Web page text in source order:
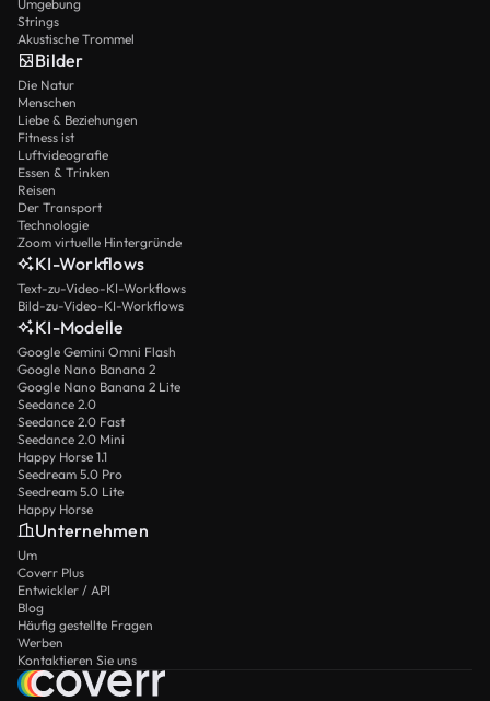
Umgebung
Strings
Akustische Trommel
Bilder
Die Natur
Menschen
Liebe & Beziehungen
Fitness ist
Luftvideografie
Essen & Trinken
Reisen
Der Transport
Technologie
Zoom virtuelle Hintergründe
KI-Workflows
Text-zu-Video-KI-Workflows
Bild-zu-Video-KI-Workflows
KI-Modelle
Google Gemini Omni Flash
Google Nano Banana 2
Google Nano Banana 2 Lite
Seedance 2.0
Seedance 2.0 Fast
Seedance 2.0 Mini
Happy Horse 1.1
Seedream 5.0 Pro
Seedream 5.0 Lite
Happy Horse
Unternehmen
Um
Coverr Plus
Entwickler / API
Blog
Häufig gestellte Fragen
Werben
Kontaktieren Sie uns